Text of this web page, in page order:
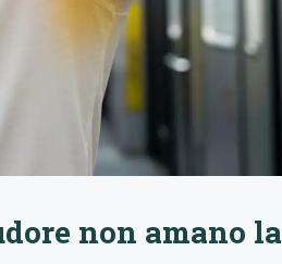
non amano la